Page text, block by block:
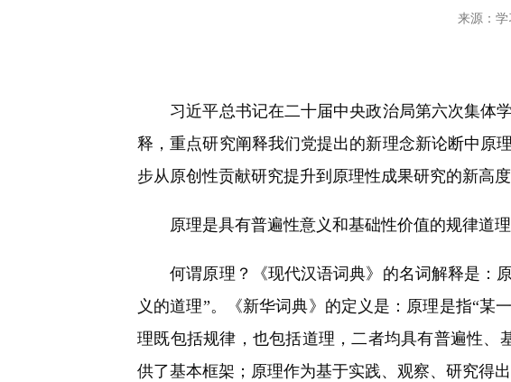
来源：
习近平总书记在二十届中央政治局第六次集体学
释，重点研究阐释我们党提出的新理念新论断中原
步从原创性贡献研究提升到原理性成果研究的新高
原理是具有普遍性意义和基础性价值的规律道理
何谓原理？《现代汉语词典》的名词解释是：原
义的道理”。《新华词典》的定义是：原理是指“某
理既包括规律，也包括道理，二者均具有普遍性
供了基本框架；原理作为基于实践、观察、研究得